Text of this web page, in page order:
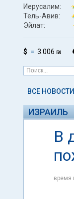
Иерусалим:
Тель-Авив:
Эйлат:
$ 3.006 ₪
ВСЕ НОВОСТИ
ИЗРАИЛЬ
В
время